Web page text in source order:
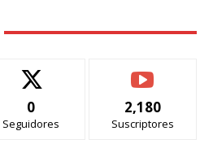
0
Seguidores
2,180
Suscriptores